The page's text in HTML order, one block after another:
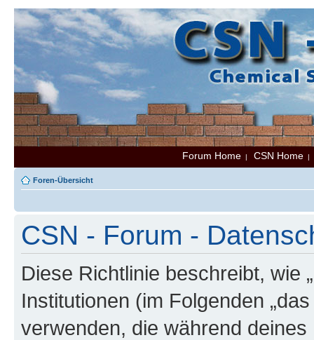
Forum Home | CSN Home
Foren-Übersicht
CSN - Forum -
Diese Richtlinie beschreibt, wie
Institutionen (im Folgenden
verwenden, die während